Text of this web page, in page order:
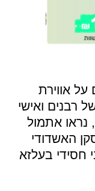
אווירת
רבנים ואישי
נראו אתמול
האשדודי
חסידי בעלזא